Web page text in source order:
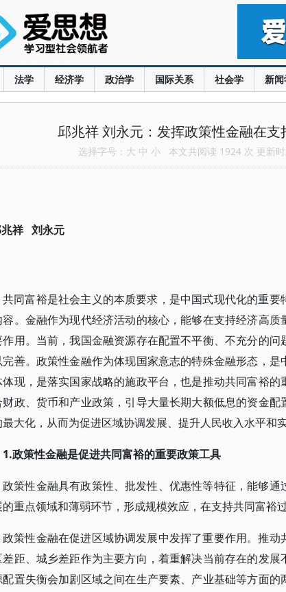
法学 经济学 政治学 国际关系 社会学 新
邱兆祥 刘永元：发挥政策性金融在支
选择字号： 大 中 小 本文共阅读 1924 次 更新
祥 刘永元
共同富裕是社会主义的本质要求，是中国式现代化的重
容。金融作为现代经济活动的核心，能够在支持经济高
作用。当前，我国金融资源存在配置不平衡、不充分的
完善。政策性金融作为体现国家意志的特殊金融形态，
现，是落实国家战略的施政平台，也是推动共同富裕的
财政、货币和产业政策，引导大量长期大额低息的资金
最大化，从而为促进区域协调发展、提升人民收入水平和
1.政策性金融是促进共同富裕的重要政策工具
政策性金融具有政策性、批发性、优惠性等特征，能够
重点领域和薄弱环节，形成规模效应，在支持共同富裕
政策性金融在促进区域协调发展中发挥了重要作用。推
差距、城乡差距作为主要方向，着重解决当前存在的发
配置失衡会加剧区域之间在生产要素、产业基础等方面